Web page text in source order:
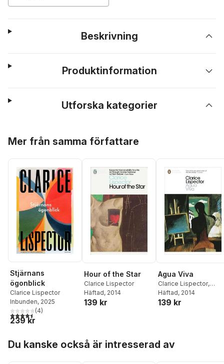
Beskrivning
Produktinformation
Utforska kategorier
Mer från samma författare
Stjärnans
ögonblick
Clarice Lispector
Inbunden, 2025
4,5utav 5 stjärnor. Totalt antal röster:
(4)
239 kr
Hour of the Star
Clarice Lispector
Häftad, 2014
139 kr
Agua Viva
Clarice Lispector,
Benjamin Moser
Häftad, 2014
139 kr
Du kanske också är intresserad av